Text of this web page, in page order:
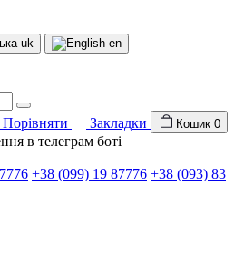
uk
en
Порівняти Закладки Кошик 0
в телеграм боті
+38 (099) 19 87776 +38 (093) 83